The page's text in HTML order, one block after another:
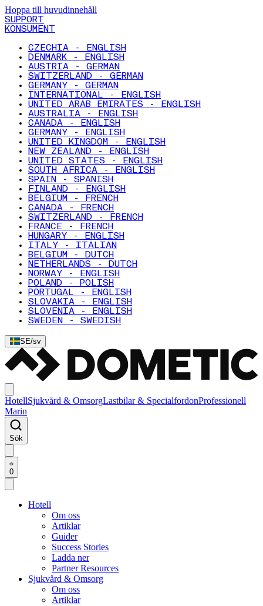
Hoppa till huvudinnehåll
SUPPORT
KONSUMENT
CZECHIA - ENGLISH
DENMARK - ENGLISH
AUSTRIA - GERMAN
SWITZERLAND - GERMAN
GERMANY - GERMAN
INTERNATIONAL - ENGLISH
UNITED ARAB EMIRATES - ENGLISH
AUSTRALIA - ENGLISH
CANADA - ENGLISH
GERMANY - ENGLISH
UNITED KINGDOM - ENGLISH
NEW ZEALAND - ENGLISH
UNITED STATES - ENGLISH
SOUTH AFRICA - ENGLISH
SPAIN - SPANISH
FINLAND - ENGLISH
BELGIUM - FRENCH
CANADA - FRENCH
SWITZERLAND - FRENCH
FRANCE - FRENCH
HUNGARY - ENGLISH
ITALY - ITALIAN
BELGIUM - DUTCH
NETHERLANDS - DUTCH
NORWAY - ENGLISH
POLAND - POLISH
PORTUGAL - ENGLISH
SLOVAKIA - ENGLISH
SLOVENIA - ENGLISH
SWEDEN - SWEDISH
SE/sv
HotellSjukvård & OmsorgLastbilar & SpecialfordonProfessionell
Marin
Sök
0
Hotell
Om oss
Artiklar
Guider
Success Stories
Ladda ner
Partner Resources
Sjukvård & Omsorg
Om oss
Artiklar